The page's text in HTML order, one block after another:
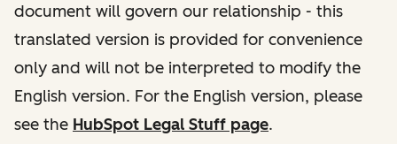
document will govern our relationship - this
translated version is provided for convenience
only and will not be interpreted to modify the
English version. For the English version, please
see the HubSpot Legal Stuff page.